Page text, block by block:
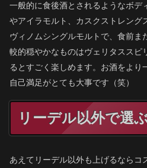
一般的に食後酒とされるようなボデ
やアイラモルト、カスクストレング
ヴィノムシングルモルトで、食前ま
較的穏やかなものはヴェリタススピ
るとすごく楽しめます。お酒をより
自己満足がとても大事です（笑）
リーデル以外で選
あえてリーデル以外も上げるならコ